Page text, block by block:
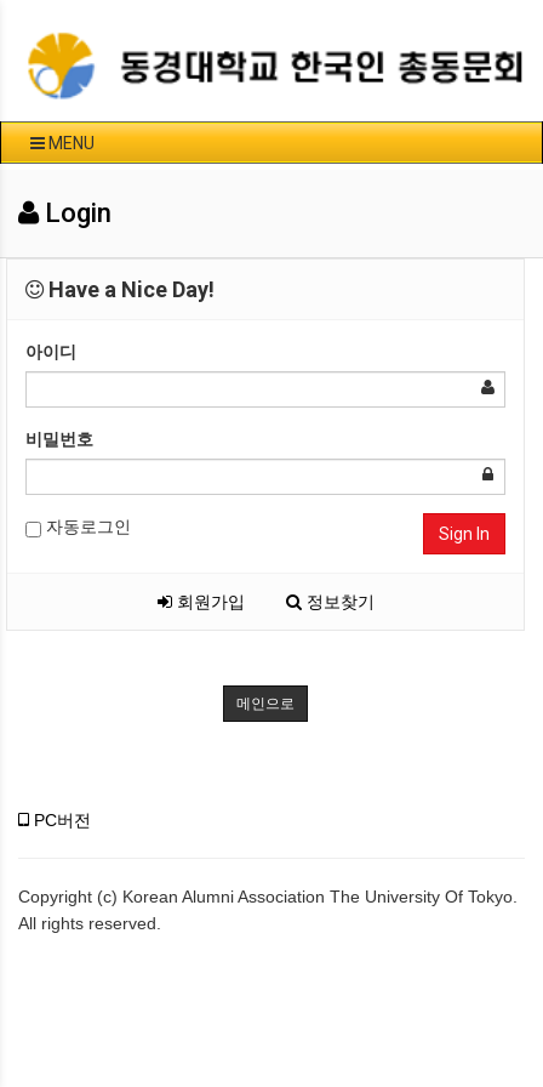
MENU
Login
Have a Nice Day!
아이디
비밀번호
자동로그인 Sign In
회원가입 정보찾기
메인으로
PC버전
Copyright (c) Korean Alumni Association The University Of Tokyo.
All rights reserved.